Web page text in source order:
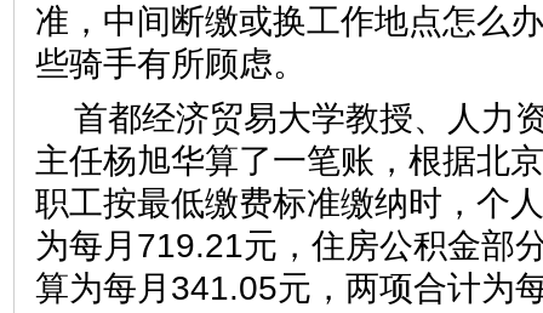
准，中间断缴或换工作地点怎么
些骑手有所顾虑。
首都经济贸易大学教授、人力
主任杨旭华算了一笔账，根据北
职工按最低缴费标准缴纳时，个
为每月719.21元，住房公积金部
算为每月341.05元，两项合计为